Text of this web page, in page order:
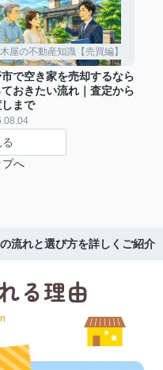
屋の不動産知識【売買編】
で空き家を売却するなら
おきたい流れ｜査定から
まで
プへ
流れと選び方を詳しくご紹介
る理由